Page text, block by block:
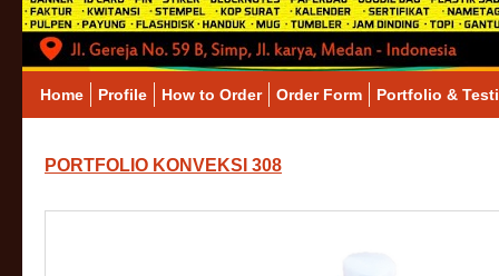
Home Profile How to Order Order Form Portfolio &
PORTFOLIO KONVEKSI 308